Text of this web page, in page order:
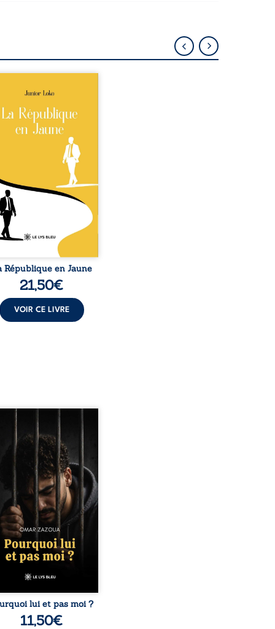
la naissance de
de races différentes
l’ordre établi :
est Noir et Junior est
bien que nés d’un
de Noirs. Très vite,
attire les médias
et transforme
blanc en une figure
sacrée, investie,
certains, d’une mission
Cependant, sous
couvert de ...
République en Jaune
21,50€
VOIR CE LIVRE
lui et pas moi ?
le parcours de l’auteur
par les mauvais choix,
et l’épreuve de
Mais il dévoile
les espoirs qui lui
de ne pas renoncer.
d’une histoire
ce témoignage
le destin, la
la résilience et
de se
malgré les
obstacles. Un ouvrage ...
lui et pas moi ?
11,50€